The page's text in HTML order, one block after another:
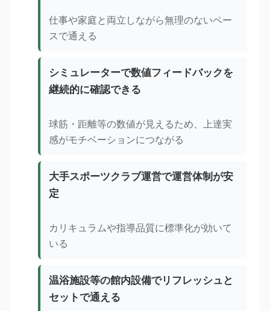
仕事や家庭と両立しながら無理のないペー
スで通える
シミュレーターで数値フィードバックを
継続的に確認できる
球筋・距離等の数値が見えるため、上達実
感がモチベーションにつながる
大手スポーツクラブ運営で運営体制が安
定
カリキュラムや指導品質に標準化が効いて
いる
温浴施設等の館内設備でリフレッシュと
セットで通える